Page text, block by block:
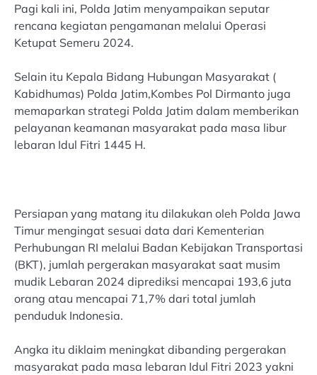
Pagi kali ini, Polda Jatim menyampaikan seputar
rencana kegiatan pengamanan melalui Operasi
Ketupat Semeru 2024.
Selain itu Kepala Bidang Hubungan Masyarakat (
Kabidhumas) Polda Jatim,Kombes Pol Dirmanto juga
memaparkan strategi Polda Jatim dalam memberikan
pelayanan keamanan masyarakat pada masa libur
lebaran Idul Fitri 1445 H.
Persiapan yang matang itu dilakukan oleh Polda Jawa
Timur mengingat sesuai data dari Kementerian
Perhubungan RI melalui Badan Kebijakan Transportasi
(BKT), jumlah pergerakan masyarakat saat musim
mudik Lebaran 2024 diprediksi mencapai 193,6 juta
orang atau mencapai 71,7% dari total jumlah
penduduk Indonesia.
Angka itu diklaim meningkat dibanding pergerakan
masyarakat pada masa lebaran Idul Fitri 2023 yakni